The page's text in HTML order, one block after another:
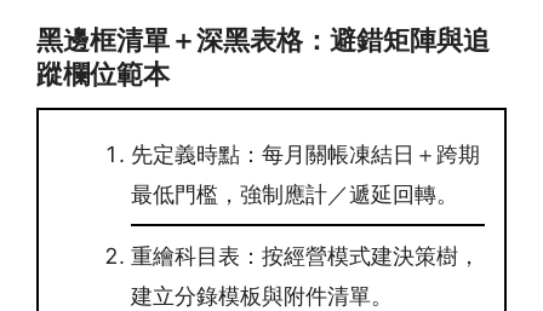
黑邊框清單＋深黑表格：避錯矩陣與追
蹤欄位範本
先定義時點：每月關帳凍結日＋跨期
最低門檻，強制應計／遞延回轉。
重繪科目表：按經營模式建決策樹，
建立分錄模板與附件清單。